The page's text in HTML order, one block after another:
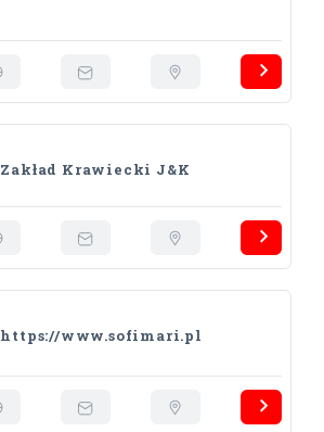
Zakład Krawiecki J&K
https://www.sofimari.pl